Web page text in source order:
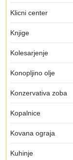
Klicni center
Knjige
Kolesarjenje
Konopljino olje
Konzervativa zoba
Kopalnice
Kovana ograja
Kuhinje